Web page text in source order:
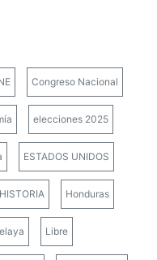
Congreso Nacional
elecciones 2025
ESTADOS UNIDOS
HISTORIA Honduras
Libre